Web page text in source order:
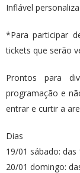
Inflável
*Para participar
tickets que serão
Prontos para
programação e
entrar e curtir a
Dias
19/01 sábado: das
20/01 domingo: